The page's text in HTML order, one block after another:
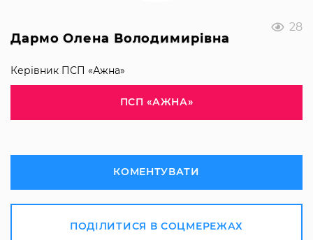
28
Дармо Олена Володимирівна
Керівник ПСП «Ажна»
ПСП «АЖНА»
КОМЕНТУВАТИ
ПОДІЛИТИСЯ В СОЦМЕРЕЖАХ